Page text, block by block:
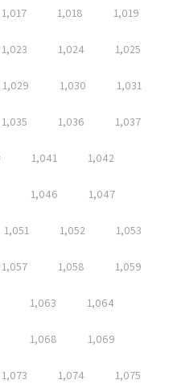
1,017 1,018 1,019
1,023 1,024 1,025
1,029 1,030 1,031
1,035 1,036 1,037
1,041 1,042
1,046 1,047
1,051 1,052 1,053
1,057 1,058 1,059
1,063 1,064
1,068 1,069
1,073 1,074 1,075